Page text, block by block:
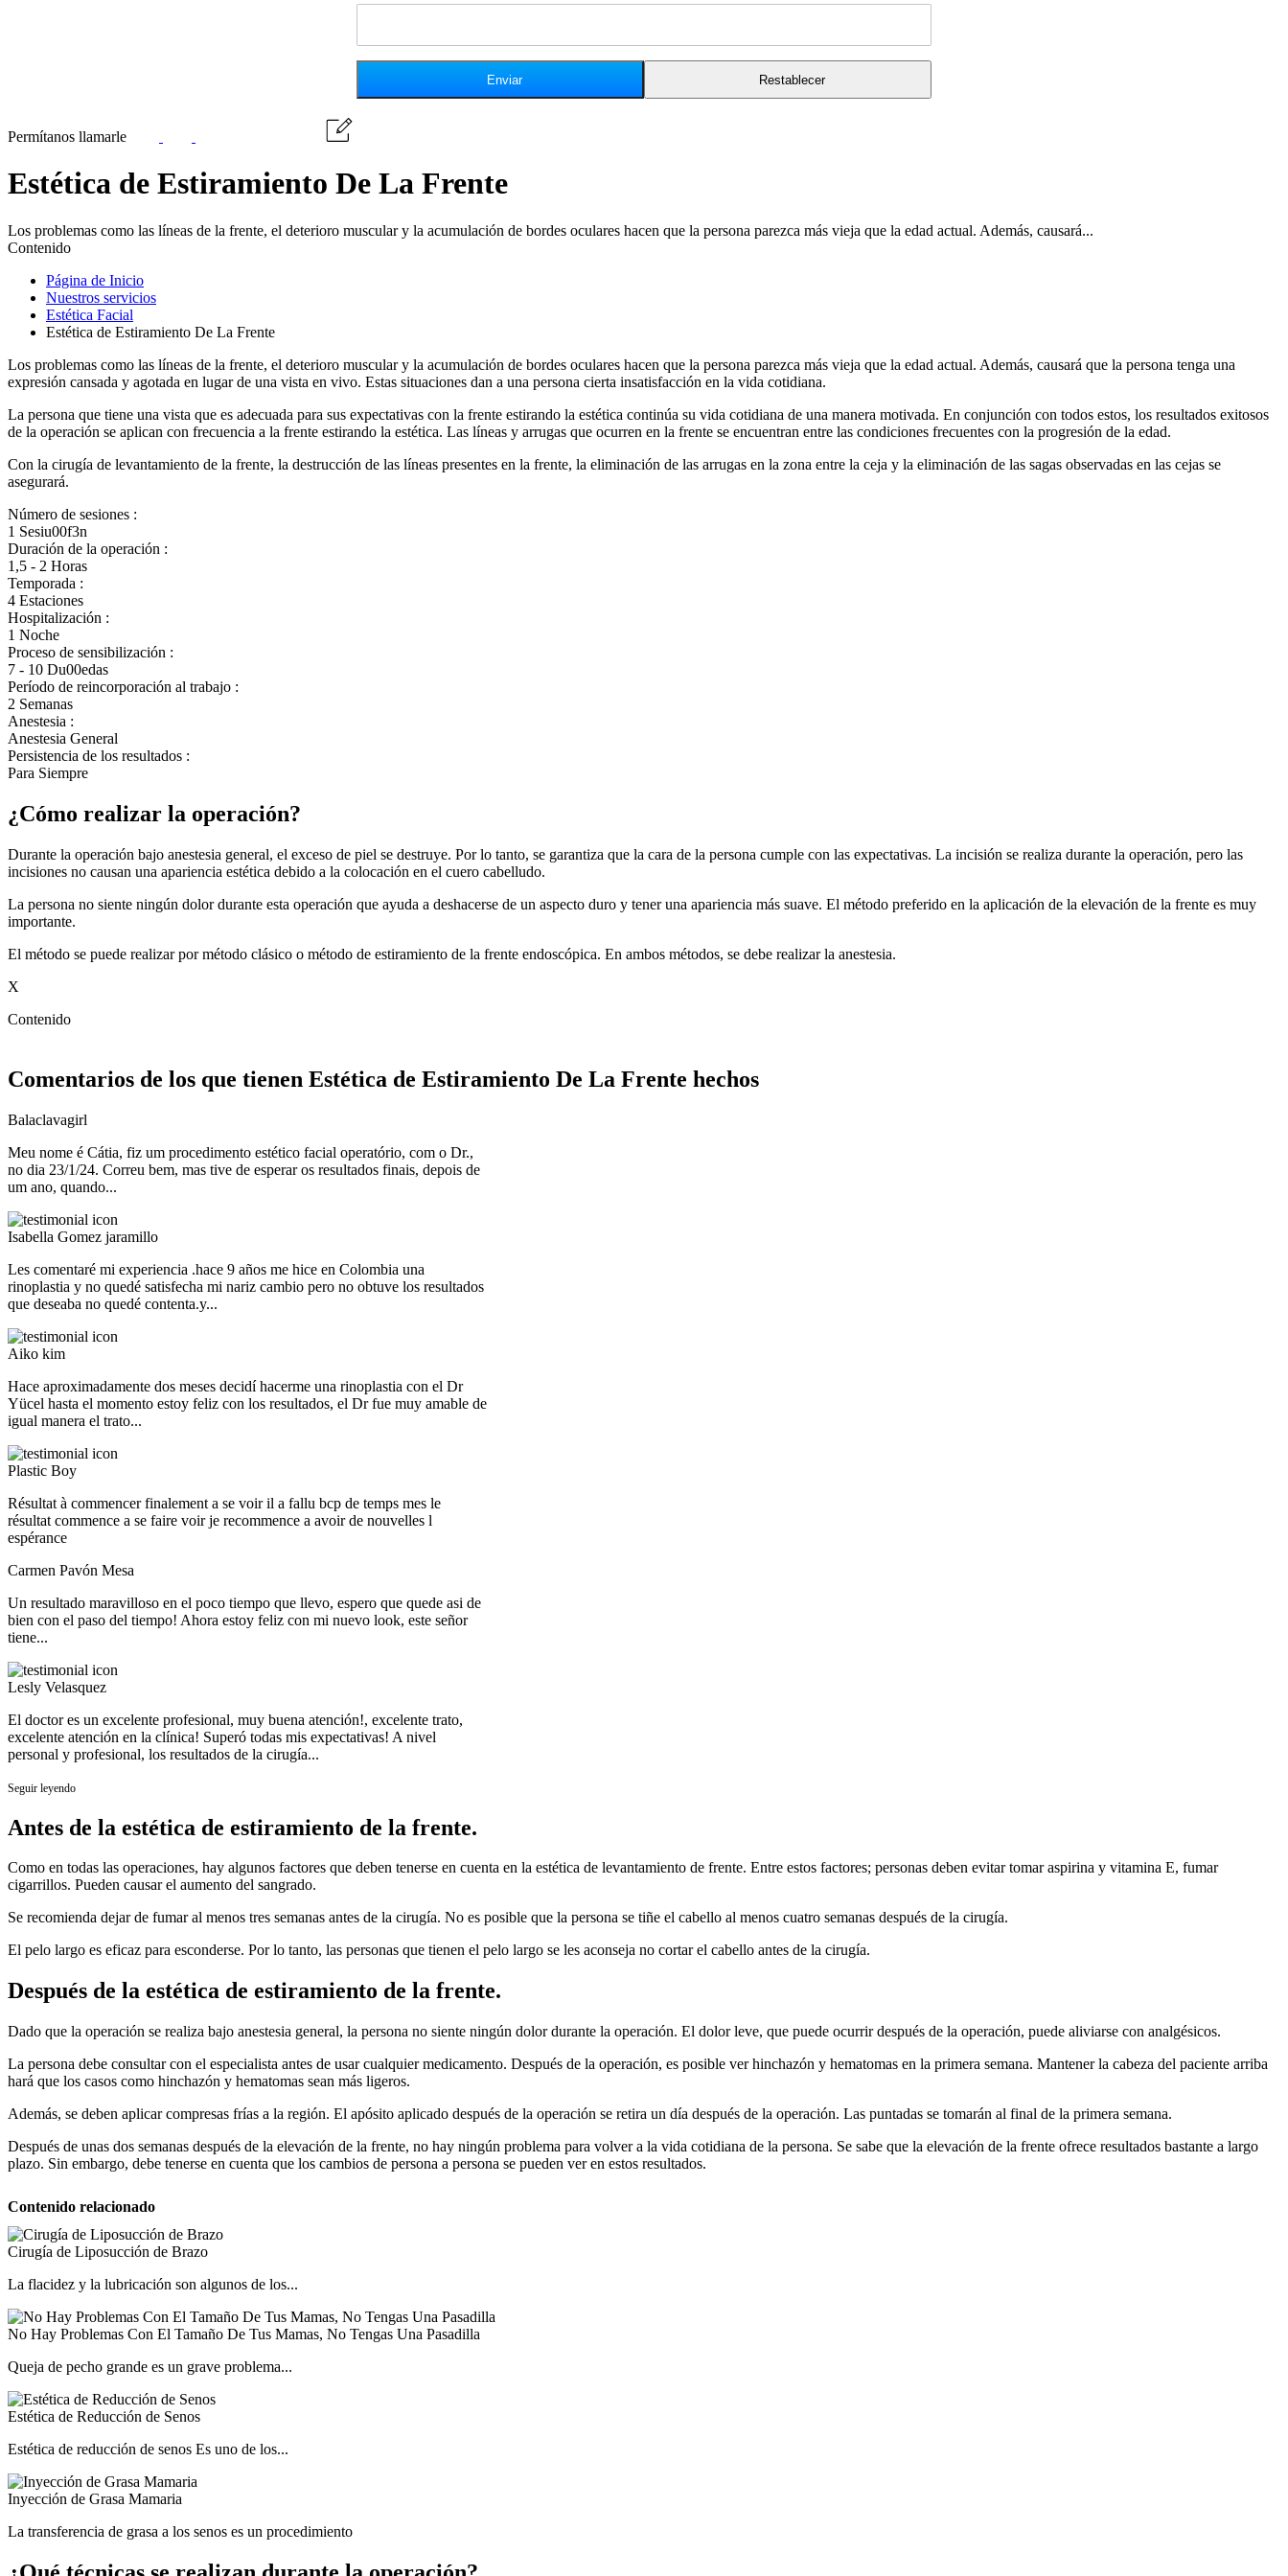
Permítanos llamarle
Estética de Estiramiento De La Frente
Los problemas como las líneas de la frente, el deterioro muscular y la acumulación de bordes oculares hacen que la persona parezca más vieja que la edad actual. Además, causará...
Contenido
Página de Inicio
Nuestros servicios
Estética Facial
Estética de Estiramiento De La Frente
Los problemas como las líneas de la frente, el deterioro muscular y la acumulación de bordes oculares hacen que la persona parezca más vieja que la edad actual. Además, causará que la persona tenga una
expresión cansada y agotada en lugar de una vista en vivo. Estas situaciones dan a una persona cierta insatisfacción en la vida cotidiana.
La persona que tiene una vista que es adecuada para sus expectativas con la frente estirando la estética continúa su vida cotidiana de una manera motivada. En conjunción con todos estos, los resultados exitosos
de la operación se aplican con frecuencia a la frente estirando la estética. Las líneas y arrugas que ocurren en la frente se encuentran entre las condiciones frecuentes con la progresión de la edad.
Con la cirugía de levantamiento de la frente, la destrucción de las líneas presentes en la frente, la eliminación de las arrugas en la zona entre la ceja y la eliminación de las sagas observadas en las cejas se
asegurará.
Número de sesiones :
1 Sesiu00f3n
Duración de la operación :
1,5 - 2 Horas
Temporada :
4 Estaciones
Hospitalización :
1 Noche
Proceso de sensibilización :
7 - 10 Du00edas
Período de reincorporación al trabajo :
2 Semanas
Anestesia :
Anestesia General
Persistencia de los resultados :
Para Siempre
¿Cómo realizar la operación?
Durante la operación bajo anestesia general, el exceso de piel se destruye. Por lo tanto, se garantiza que la cara de la persona cumple con las expectativas. La incisión se realiza durante la operación, pero las
incisiones no causan una apariencia estética debido a la colocación en el cuero cabelludo.
La persona no siente ningún dolor durante esta operación que ayuda a deshacerse de un aspecto duro y tener una apariencia más suave. El método preferido en la aplicación de la elevación de la frente es muy
importante.
El método se puede realizar por método clásico o método de estiramiento de la frente endoscópica. En ambos métodos, se debe realizar la anestesia.
X
Contenido
Comentarios de los que tienen Estética de Estiramiento De La Frente hechos
Balaclavagirl
Meu nome é Cátia, fiz um procedimento estético facial operatório, com o Dr.,
no dia 23/1/24. Correu bem, mas tive de esperar os resultados finais, depois de
um ano, quando...
Isabella Gomez jaramillo
Les comentaré mi experiencia .hace 9 años me hice en Colombia una
rinoplastia y no quedé satisfecha mi nariz cambio pero no obtuve los resultados
que deseaba no quedé contenta.y...
Aiko kim
Hace aproximadamente dos meses decidí hacerme una rinoplastia con el Dr
Yücel hasta el momento estoy feliz con los resultados, el Dr fue muy amable de
igual manera el trato...
Plastic Boy
Résultat à commencer finalement a se voir il a fallu bcp de temps mes le
résultat commence a se faire voir je recommence a avoir de nouvelles l
espérance
Carmen Pavón Mesa
Un resultado maravilloso en el poco tiempo que llevo, espero que quede asi de
bien con el paso del tiempo! Ahora estoy feliz con mi nuevo look, este señor
tiene...
Lesly Velasquez
El doctor es un excelente profesional, muy buena atención!, excelente trato,
excelente atención en la clínica! Superó todas mis expectativas! A nivel
personal y profesional, los resultados de la cirugía...
Seguir leyendo
Antes de la estética de estiramiento de la frente.
Como en todas las operaciones, hay algunos factores que deben tenerse en cuenta en la estética de levantamiento de frente. Entre estos factores; personas deben evitar tomar aspirina y vitamina E, fumar
cigarrillos. Pueden causar el aumento del sangrado.
Se recomienda dejar de fumar al menos tres semanas antes de la cirugía. No es posible que la persona se tiñe el cabello al menos cuatro semanas después de la cirugía.
El pelo largo es eficaz para esconderse. Por lo tanto, las personas que tienen el pelo largo se les aconseja no cortar el cabello antes de la cirugía.
Después de la estética de estiramiento de la frente.
Dado que la operación se realiza bajo anestesia general, la persona no siente ningún dolor durante la operación. El dolor leve, que puede ocurrir después de la operación, puede aliviarse con analgésicos.
La persona debe consultar con el especialista antes de usar cualquier medicamento. Después de la operación, es posible ver hinchazón y hematomas en la primera semana. Mantener la cabeza del paciente arriba
hará que los casos como hinchazón y hematomas sean más ligeros.
Además, se deben aplicar compresas frías a la región. El apósito aplicado después de la operación se retira un día después de la operación. Las puntadas se tomarán al final de la primera semana.
Después de unas dos semanas después de la elevación de la frente, no hay ningún problema para volver a la vida cotidiana de la persona. Se sabe que la elevación de la frente ofrece resultados bastante a largo
plazo. Sin embargo, debe tenerse en cuenta que los cambios de persona a persona se pueden ver en estos resultados.
Contenido relacionado
Cirugía de Liposucción de Brazo
La flacidez y la lubricación son algunos de los...
No Hay Problemas Con El Tamaño De Tus Mamas, No Tengas Una Pasadilla
Queja de pecho grande es un grave problema...
Estética de Reducción de Senos
Estética de reducción de senos Es uno de los...
Inyección de Grasa Mamaria
La transferencia de grasa a los senos es un procedimiento